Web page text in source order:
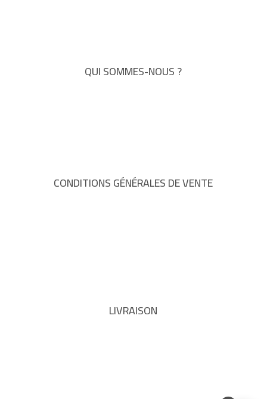
QUI SOMMES-NOUS ?
CONDITIONS GÉNÉRALES DE VENTE
LIVRAISON